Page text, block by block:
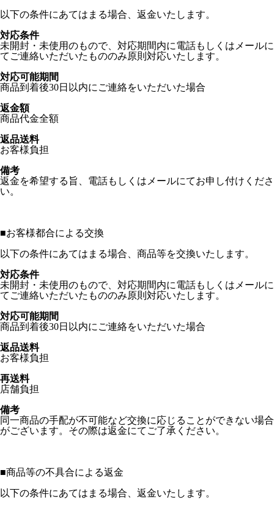
以下の条件にあてはまる場合、返金いたします。
対応条件
未開封・未使用のもので、対応期間内に電話もしくはメールに
てご連絡いただいたもののみ原則対応いたします。
対応可能期間
商品到着後30日以内にご連絡をいただいた場合
返金額
商品代金全額
返品送料
お客様負担
備考
返金を希望する旨、電話もしくはメールにてお申し付けくださ
い。
■お客様都合による交換
以下の条件にあてはまる場合、商品等を交換いたします。
対応条件
未開封・未使用のもので、対応期間内に電話もしくはメールに
てご連絡いただいたもののみ原則対応いたします。
対応可能期間
商品到着後30日以内にご連絡をいただいた場合
返品送料
お客様負担
再送料
店舗負担
備考
同一商品の手配が不可能など交換に応じることができない場合
がございます。その際は返金にてご了承ください。
■商品等の不具合による返金
以下の条件にあてはまる場合、返金いたします。